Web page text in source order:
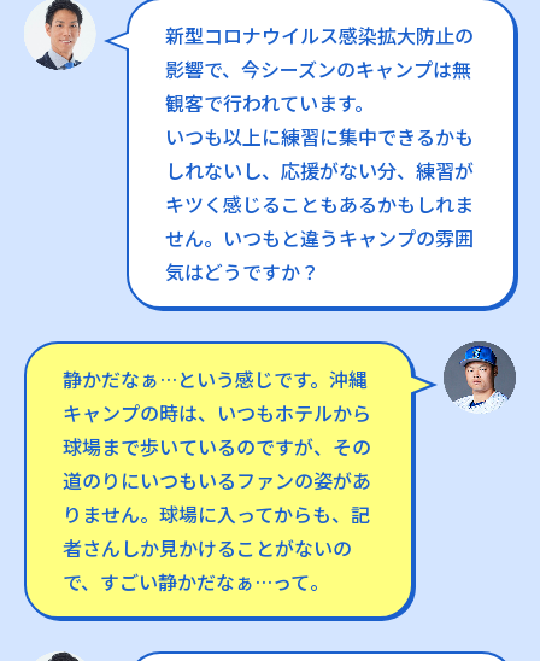
新型コロナウイルス感染拡大防止の
影響で、今シーズンのキャンプは無
観客で行われています。
いつも以上に練習に集中できるかも
しれないし、応援がない分、練習が
キツく感じることもあるかもしれま
せん。いつもと違うキャンプの雰囲
気はどうですか？
静かだなぁ…という感じです。沖縄
キャンプの時は、いつもホテルから
球場まで歩いているのですが、その
道のりにいつもいるファンの姿があ
りません。球場に入ってからも、記
者さんしか見かけることがないの
で、すごい静かだなぁ…って。